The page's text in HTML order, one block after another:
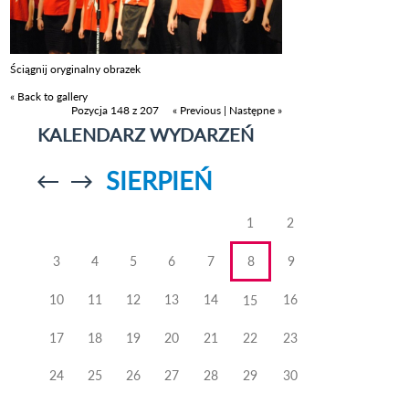
Ściągnij oryginalny obrazek
« Back to gallery
Pozycja 148 z 207
« Previous | Następne »
KALENDARZ WYDARZEŃ
Przejdź doPrzejdź do
SIERPIEŃ
1 2
3 4 5 6 7 8 9
10 11 12 13 14 15 16
17 18 19 20 21 22 23
24 25 26 27 28 29 30